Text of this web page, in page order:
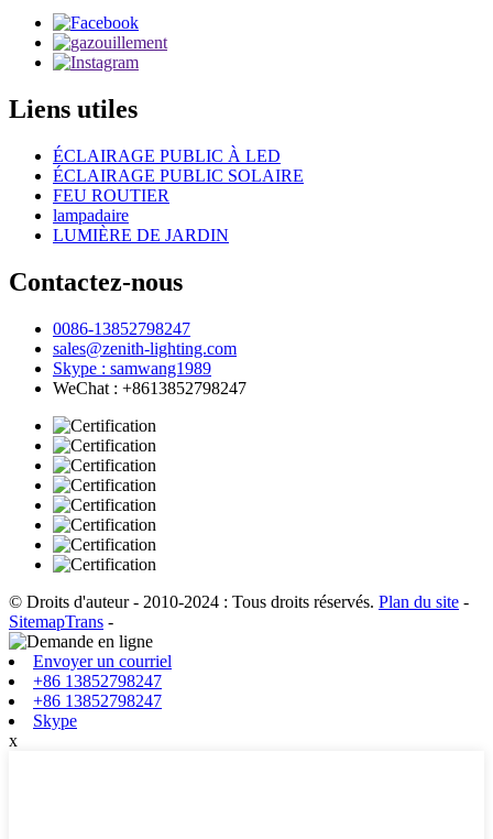
Liens utiles
ÉCLAIRAGE PUBLIC À LED
ÉCLAIRAGE PUBLIC SOLAIRE
FEU ROUTIER
lampadaire
LUMIÈRE DE JARDIN
Contactez-nous
0086-13852798247
sales@zenith-lighting.com
Skype : samwang1989
WeChat : +8613852798247
© Droits d'auteur - 2010-2024 : Tous droits réservés. Plan du site -
SitemapTrans -
Envoyer un courriel
+86 13852798247
+86 13852798247
Skype
x